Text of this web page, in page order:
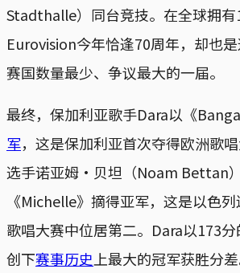
Stadthalle）同台竞技。在全球拥有
Eurovision今年恰逢70周年，却也
赛国数量最少、争议最大的一届。
最终，保加利亚歌手Dara以《
军，这是保加利亚首次夺得欧洲歌
选手诺亚姆‧贝坦（Noam Bettan
《Michelle》摘得亚军，这是以色
歌唱大赛中位居第二。Dara以173分
创下赛事历史 上最大的冠军获胜分